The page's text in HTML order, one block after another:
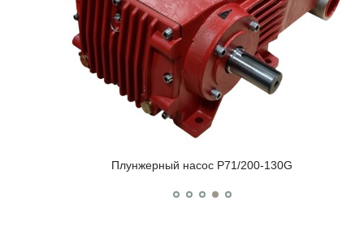
Плунжерный насос P71/200-130G